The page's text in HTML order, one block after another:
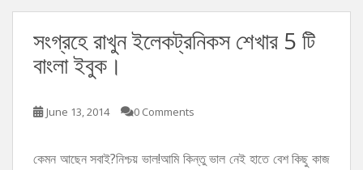
সংগ্রহে রাখুন ইলেকট্রনিকস শেখার 5 টি
বাংলা ইবুক।
June 13, 2014 0 Comments
কেমন আছেন সবাই?নিশ্চয় ভাল!আমি কিন্তু ভাল নেই হাতে বেশ কিছু কাজ